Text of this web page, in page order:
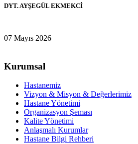
DYT. AYŞEGÜL EKMEKCİ
07 Mayıs 2026
Kurumsal
Hastanemiz
Vizyon & Misyon & Değerlerimiz
Hastane Yönetimi
Organizasyon Şeması
Kalite Yönetimi
Anlaşmalı Kurumlar
Hastane Bilgi Rehberi